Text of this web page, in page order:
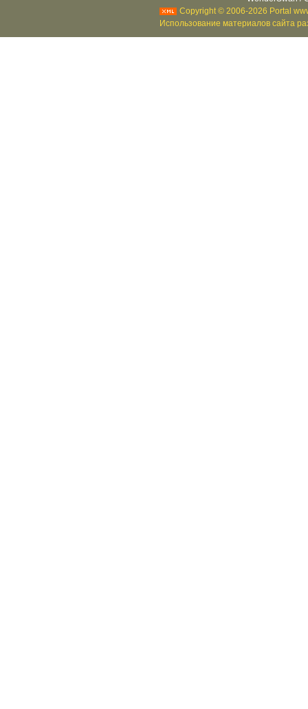
Copyright © 2006-2026 Portal
Использование материалов сайта